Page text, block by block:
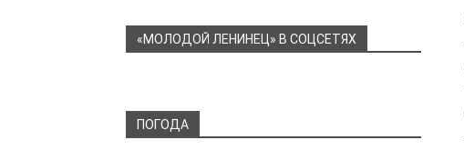
«МОЛОДОЙ ЛЕНИНЕЦ» В СОЦСЕТЯХ
ПОГОДА